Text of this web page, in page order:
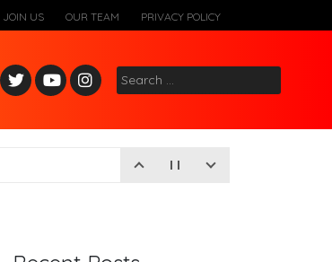
JOIN US OUR TEAM PRIVACY POLICY
Twitt
er
Yout
ube
Inst
agr
Search
for: